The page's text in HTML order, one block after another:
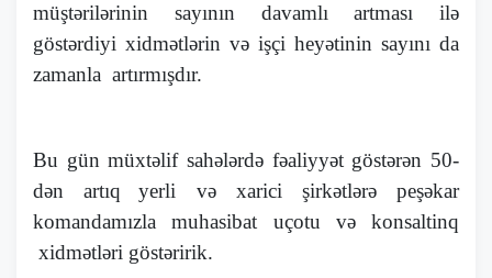
müştərilərinin sayının davamlı artması ilə
göstərdiyi xidmətlərin və işçi heyətinin sayını da
zamanla artırmışdır.
Bu gün müxtəlif sahələrdə fəaliyyət göstərən 50-
dən artıq
yerli və xarici şirkətlərə peşəkar
komandamızla muhasibat uçotu və konsaltinq
xidmətləri göstəririk.